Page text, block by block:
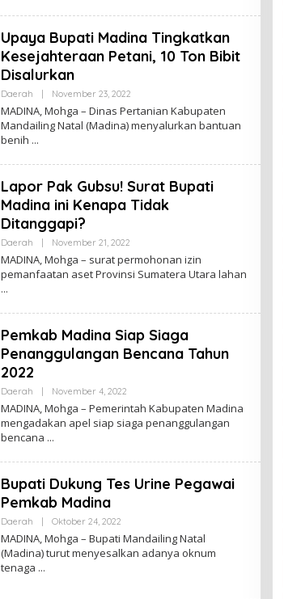
Upaya Bupati Madina Tingkatkan
Kesejahteraan Petani, 10 Ton Bibit
Disalurkan
Daerah November 23, 2022Oleh
MADINA, Mohga – Dinas Pertanian Kabupaten
Mandailing Natal (Madina) menyalurkan bantuan
benih
Lapor Pak Gubsu! Surat Bupati
Madina ini Kenapa Tidak
Ditanggapi?
Daerah November 21, 2022Oleh
MADINA, Mohga – surat permohonan izin
pemanfaatan aset Provinsi Sumatera Utara lahan
Pemkab Madina Siap Siaga
Penanggulangan Bencana Tahun
2022
Daerah November 4, 2022Oleh
MADINA, Mohga – Pemerintah Kabupaten Madina
mengadakan apel siap siaga penanggulangan
bencana
Bupati Dukung Tes Urine Pegawai
Pemkab Madina
Daerah Oktober 24, 2022Oleh
MADINA, Mohga – Bupati Mandailing Natal
(Madina) turut menyesalkan adanya oknum
tenaga